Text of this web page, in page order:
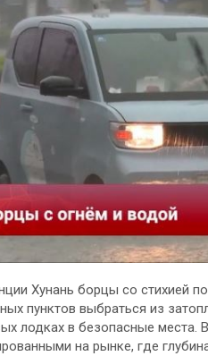
Хунань борцы со стихией
пунктов выбраться из
лодках в безопасные места.
на рынке, где